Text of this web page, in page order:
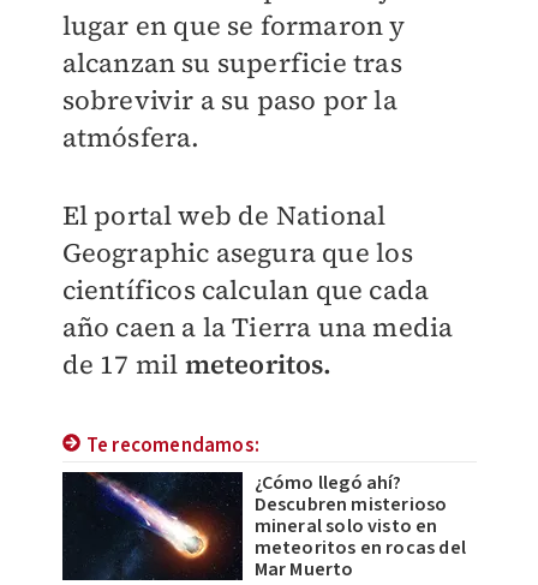
lugar en que se formaron y
alcanzan su superficie tras
sobrevivir a su paso por la
atmósfera.
El portal web de National
Geographic asegura que los
científicos calculan que cada
año caen a la Tierra una media
de 17 mil meteoritos.
Te recomendamos:
¿Cómo llegó ahí?
Descubren misterioso
mineral solo visto en
meteoritos en rocas del
Mar Muerto